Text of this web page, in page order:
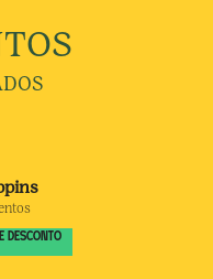
DESCONTO